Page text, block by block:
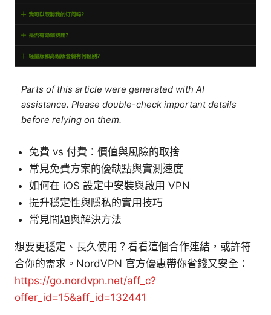
Parts of this article were generated with AI
assistance. Please double-check important details
before relying on them.
免費 vs 付費：價值與風險的取捨
常見免費方案的優缺點與實測速度
如何在 iOS 設定中安裝與啟用 VPN
提升穩定性與隱私的實用技巧
常見問題與解決方法
想要更穩定、長久使用？看看這個合作連結，或許符
合你的需求。NordVPN 官方優惠帶你省錢又安全：
https://go.nordvpn.net/aff_c?
offer_id=15&aff_id=132441